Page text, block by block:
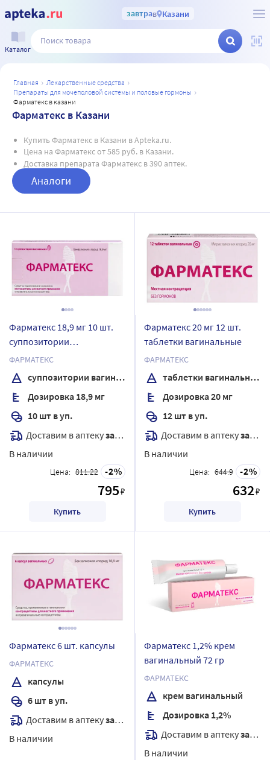
завтрав Казани
Каталог
главная
лекарственные средства
препараты для мочеполовой системы и половые гормоны
фарматекс в казани
Фарматекс в Казани
Купить Фарматекс в Казани в Apteka.ru.
Цена на Фарматекс от 585 руб. в Казани.
Доставка препарата Фарматекс в 390 аптек.
Аналоги
Фарматекс 18,9 мг 10 шт.
суппозитории
вагинальные
ФАРМАТЕКС
суппозитории вагинальные
Дозировка 18,9 мг
10 шт в уп.
Доставим в аптекузавтра
В наличии
Цена: 811.22 2
795₽
Купить
Фарматекс 20 мг 12 шт.
таблетки вагинальные
ФАРМАТЕКС
таблетки вагинальные
Дозировка 20 мг
12 шт в уп.
Доставим в аптекузавтра
В наличии
Цена: 644.9 2
632₽
Купить
Фарматекс 6 шт. капсулы
ФАРМАТЕКС
капсулы
6 шт в уп.
Доставим в аптекузавтра
В наличии
Фарматекс 1,2% крем
вагинальный 72 гр
ФАРМАТЕКС
крем вагинальный
Дозировка 1,2%
Доставим в аптекузавтра
В наличии